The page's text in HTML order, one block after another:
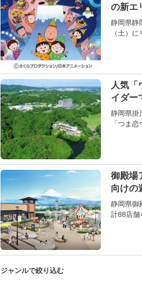
の新エ
静岡県静
（土）
人気「
イダー
静岡県掛
「つま
御殿場
向けの
静岡県御
計88店舗
ジャンルで絞り込む